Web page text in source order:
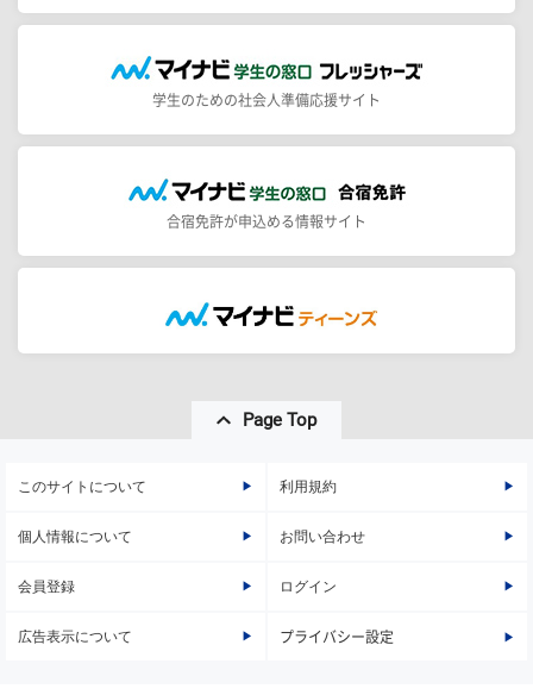
学生のための社会人準備応援サイト
合宿免許が申込める情報サイト
Page Top
このサイトについて 利用規約
個人情報について お問い合わせ
会員登録 ログイン
広告表示について プライバシー設定